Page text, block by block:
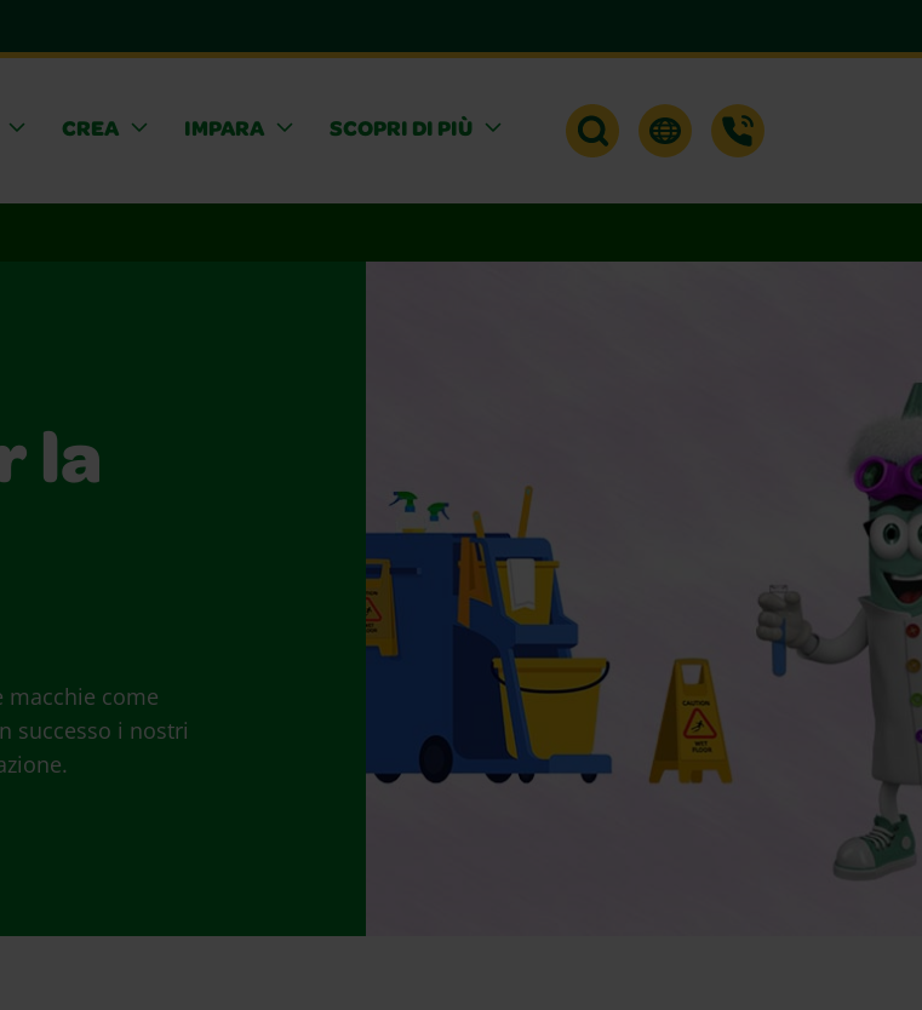
CREA IMPARA SCOPRI DI PIÙ
la
come
successo i nostri